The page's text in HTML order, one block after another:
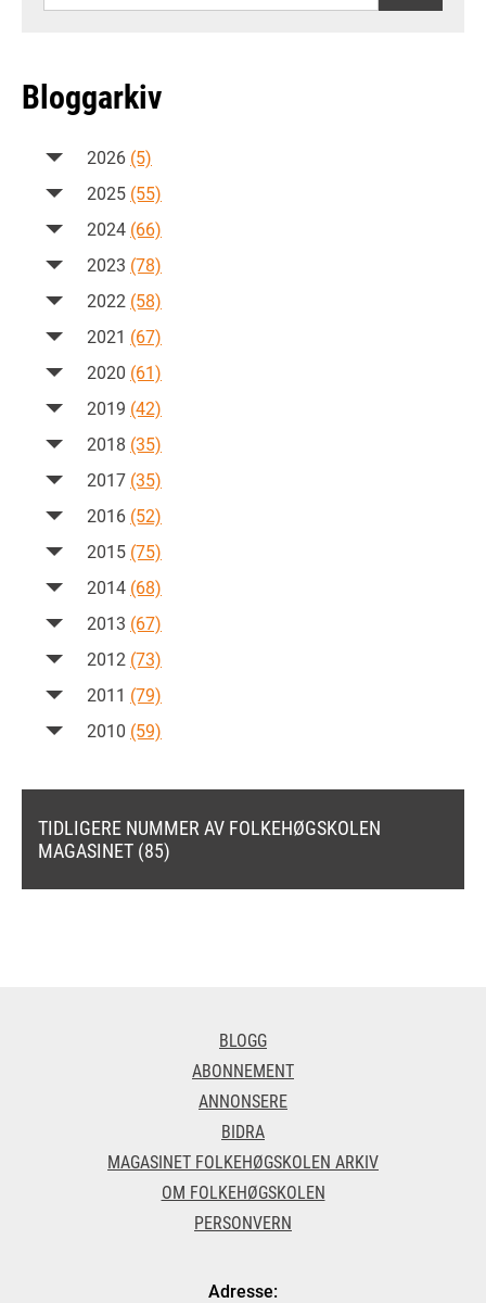
Bloggarkiv
2026 (5)
2025 (55)
2024 (66)
2023 (78)
2022 (58)
2021 (67)
2020 (61)
2019 (42)
2018 (35)
2017 (35)
2016 (52)
2015 (75)
2014 (68)
2013 (67)
2012 (73)
2011 (79)
2010 (59)
TIDLIGERE NUMMER AV FOLKEHØGSKOLEN
MAGASINET (85)
BLOGG
ABONNEMENT
ANNONSERE
BIDRA
MAGASINET FOLKEHØGSKOLEN ARKIV
OM FOLKEHØGSKOLEN
PERSONVERN
Adresse: